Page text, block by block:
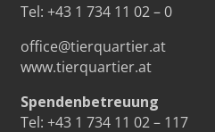
Tel: +43 1 734 11 02 – 0
office@tierquartier.at
www.tierquartier.at
Spendenbetreuung
Tel: +43 1 734 11 02 – 117